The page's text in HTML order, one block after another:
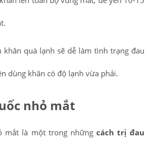
khăn quá lạnh sẽ dễ làm tình trạng đau
dùng khăn có độ lạnh vừa phải.
nhỏ mắt
mắt là một trong những cách trị đau